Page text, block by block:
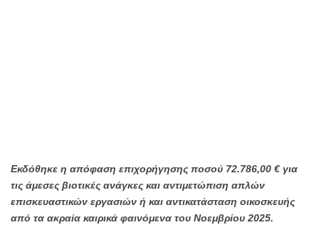
Εκδόθηκε η απόφαση επιχορήγησης ποσού 72.786,00 € για
τις άμεσες βιοτικές ανάγκες και αντιμετώπιση απλών
επισκευαστικών εργασιών ή και αντικατάσταση οικοσκευής
από τα ακραία καιρικά φαινόμενα του Νοεμβρίου 2025.